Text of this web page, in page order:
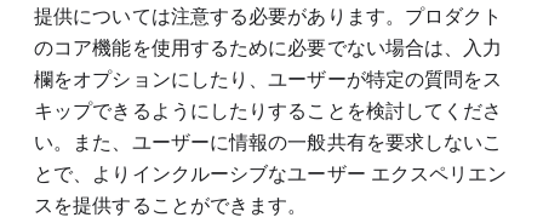
提供については注意する必要があります。プロダクト
のコア機能を使用するために必要でない場合は、入力
欄をオプションにしたり、ユーザーが特定の質問をス
キップできるようにしたりすることを検討してくださ
い。また、ユーザーに情報の一般共有を要求しないこ
とで、よりインクルーシブなユーザー エクスペリエン
スを提供することができます。